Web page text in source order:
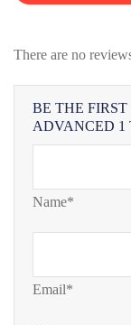
There are no
BE THE
ADVANCED 1
Name*
Email*